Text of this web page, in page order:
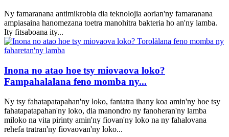
Ny famaranana antimikrobia dia teknolojia aorian'ny famaranana
ampiasaina hanomezana toetra manohitra bakteria ho an'ny lamba.
Ity fitsaboana ity...
Inona no atao hoe tsy miovaova loko?
Fampahalalana feno momba ny...
Ny tsy fahatapatapahan'ny loko, fantatra ihany koa amin'ny hoe tsy
fahatapatapahan'ny loko, dia manondro ny fanoheran'ny lamba
miloko na vita pirinty amin'ny fiovan'ny loko na ny fahalovana
rehefa tratran'ny fiovaovan'ny loko...